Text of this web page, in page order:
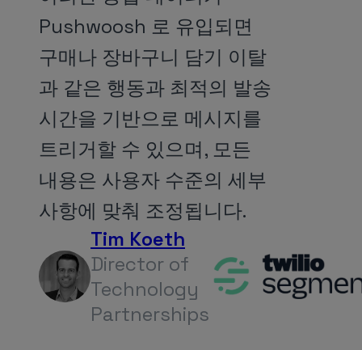
Pushwoosh 로 유입되면
구매나 장바구니 담기 이탈
과 같은 행동과 최적의 발송
시간을 기반으로 메시지를
트리거할 수 있으며, 모든
내용은 사용자 수준의 세부
사항에 맞춰 조정됩니다.
Tim Koeth
Director of
Technology
Partnerships